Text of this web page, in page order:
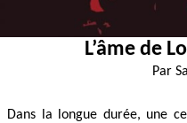
L’âme de
Par
Dans la longue durée, une